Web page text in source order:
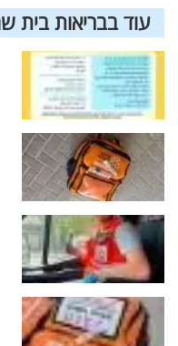
עוד בבריאות בית